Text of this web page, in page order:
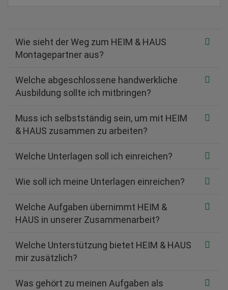
Wie sieht der Weg zum HEIM & HAUS
Montagepartner aus?
Welche abgeschlossene handwerkliche
Ausbildung sollte ich mitbringen?
Muss ich selbstständig sein, um mit HEIM
& HAUS zusammen zu arbeiten?
Welche Unterlagen soll ich einreichen?
Wie soll ich meine Unterlagen einreichen?
Welche Aufgaben übernimmt HEIM &
HAUS in unserer Zusammenarbeit?
Welche Unterstützung bietet HEIM & HAUS
mir zusätzlich?
Was gehört zu meinen Aufgaben als